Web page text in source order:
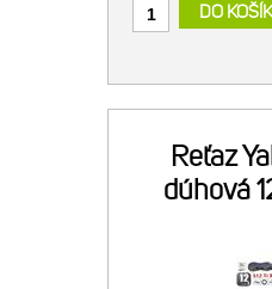
DO
Reťaz
dúhová